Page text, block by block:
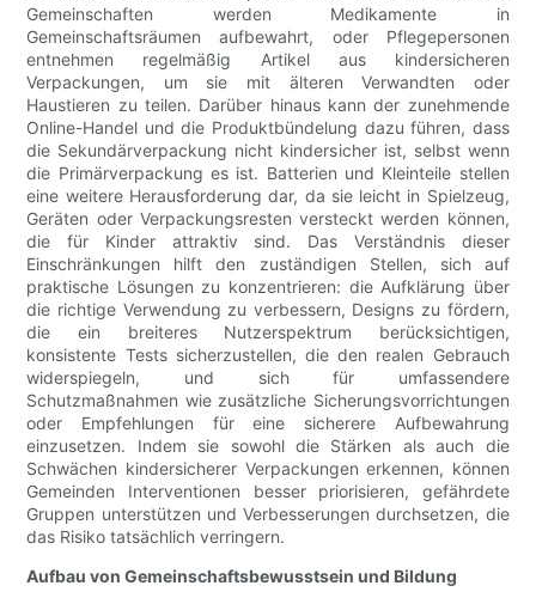
Gemeinschaften werden Medikamente in
Gemeinschaftsräumen aufbewahrt, oder Pflegepersonen
entnehmen regelmäßig Artikel aus kindersicheren
Verpackungen, um sie mit älteren Verwandten oder
Haustieren zu teilen. Darüber hinaus kann der zunehmende
Online-Handel und die Produktbündelung dazu führen, dass
die Sekundärverpackung nicht kindersicher ist, selbst wenn
die Primärverpackung es ist. Batterien und Kleinteile stellen
eine weitere Herausforderung dar, da sie leicht in Spielzeug,
Geräten oder Verpackungsresten versteckt werden können,
die für Kinder attraktiv sind. Das Verständnis dieser
Einschränkungen hilft den zuständigen Stellen, sich auf
praktische Lösungen zu konzentrieren: die Aufklärung über
die richtige Verwendung zu verbessern, Designs zu fördern,
die ein breiteres Nutzerspektrum berücksichtigen,
konsistente Tests sicherzustellen, die den realen Gebrauch
widerspiegeln, und sich für umfassendere
Schutzmaßnahmen wie zusätzliche Sicherungsvorrichtungen
oder Empfehlungen für eine sicherere Aufbewahrung
einzusetzen. Indem sie sowohl die Stärken als auch die
Schwächen kindersicherer Verpackungen erkennen, können
Gemeinden Interventionen besser priorisieren, gefährdete
Gruppen unterstützen und Verbesserungen durchsetzen, die
das Risiko tatsächlich verringern.
Aufbau von Gemeinschaftsbewusstsein und Bildung